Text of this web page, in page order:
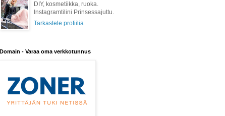
DIY, kosmetiikka, ruoka.
Instagramtilini Prinsessajuttu.
Tarkastele profiilia
Domain - Varaa oma verkkotunnus